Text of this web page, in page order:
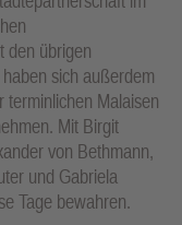
den übrigen
sich außerdem
terminlichen Malaisen
Mit Birgit
von Bethmann,
und Gabriela
Tage bewahren.